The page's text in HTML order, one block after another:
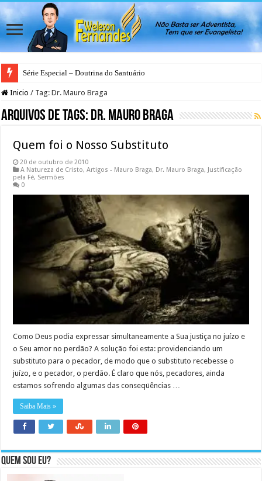
Série Especial – Doutrina do Santuário
Inicio / Tag:Dr. Mauro Braga
Arquivos de Tags: Dr. Mauro Braga
Quem foi o Nosso Substituto
20 de outubro de 2010
A Natureza de Cristo,Artigos - Mauro Braga, Dr. Mauro Braga, Justificação
pela Fé, Sermões
0
Como Deus podia expressar simultaneamente a Sua justiça no juízo e
o Seu amor no perdão? A solução foi esta: providenciando um
substituto para o pecador, de modo que o substituto recebesse o
juízo, e o pecador, o perdão. É claro que nós, pecadores, ainda
estamos sofrendo algumas das conseqüências …
Saiba Mais »
Quem sou eu?